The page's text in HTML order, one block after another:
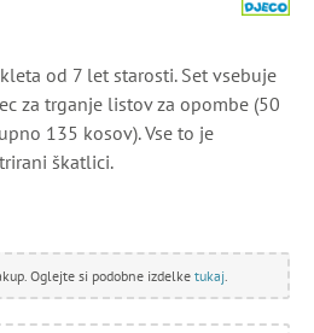
od 7 let starosti. Set vsebuje
za trganje listov za opombe (50
135 kosov). Vse to je
škatlici.
Oglejte si podobne izdelke tukaj